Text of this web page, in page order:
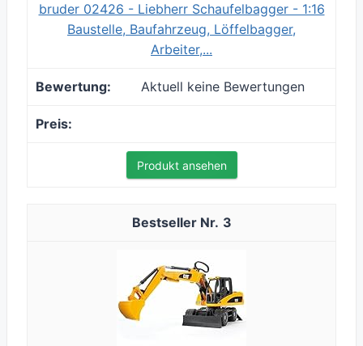
bruder 02426 - Liebherr Schaufelbagger - 1:16
Baustelle, Baufahrzeug, Löffelbagger,
Arbeiter,...
Aktuell keine Bewertungen
Produkt ansehen
3